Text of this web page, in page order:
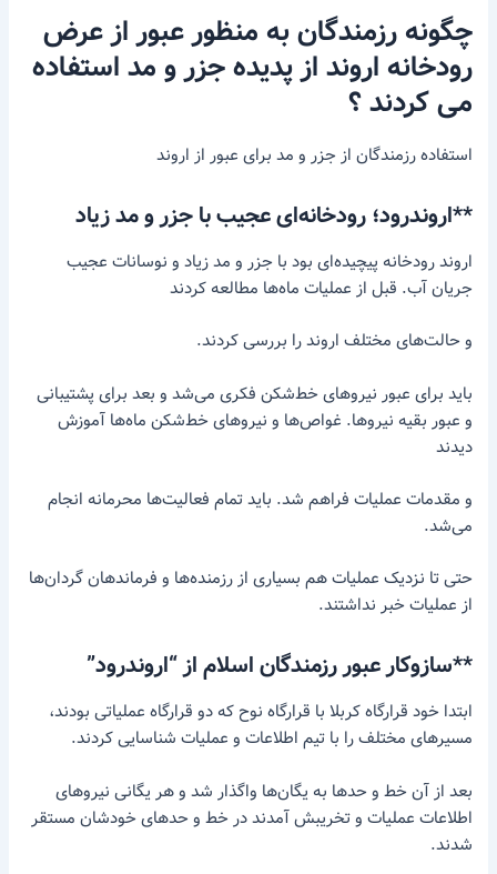
چگونه رزمندگان به منظور عبور از عرض
رودخانه اروند از پدیده جزر و مد استفاده
می کردند ؟
استفاده رزمندگان از جزر و مد برای عبور از اروند
**اروندرود؛ رودخانه‌ای عجیب با جزر و مد زیاد
اروند رودخانه پیچیده‌ای بود با جزر و مد زیاد و نوسانات عجیب
جریان آب. قبل از عملیات ماه‌ها مطالعه کردند
و حالت‌های مختلف اروند را بررسی کردند.
باید برای عبور نیروهای خط‌شکن فکری می‌شد و بعد برای پشتیبانی
و عبور بقیه نیروها. غواص‌ها و نیروهای خط‌شکن ماه‌ها آموزش
دیدند
و مقدمات عملیات فراهم شد. باید تمام فعالیت‌ها محرمانه انجام
می‌شد.
حتی تا نزدیک عملیات هم بسیاری از رزمنده‌ها و فرماندهان گردان‌ها
از عملیات خبر نداشتند.
**سازوکار عبور رزمندگان اسلام از “اروندرود”
ابتدا خود قرارگاه کربلا با قرارگاه نوح که دو قرارگاه عملیاتی بودند،
مسیرهای مختلف را با تیم اطلاعات و عملیات شناسایی کردند.
بعد از آن خط و حدها به یگان‌ها واگذار شد و هر یگانی نیروهای
اطلاعات عملیات و تخریبش آمدند در خط و حدهای خودشان مستقر
شدند.